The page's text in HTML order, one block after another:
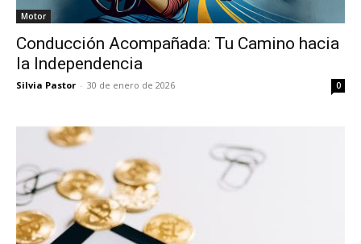
Motor
Conducción Acompañada: Tu Camino hacia
la Independencia
Silvia Pastor - 30 de enero de 2026 0